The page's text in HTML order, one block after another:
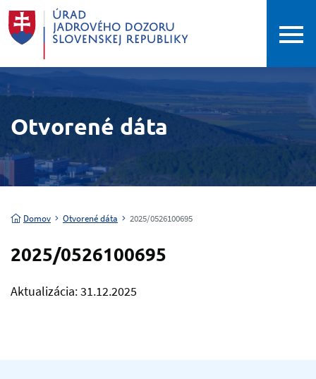
Otvorené dáta
Domov Otvorené dáta 2025/0526100695
2025/0526100695
Aktualizácia: 31.12.2025